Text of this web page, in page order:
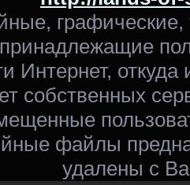
Интернет,
собственных
файлы
удалены с